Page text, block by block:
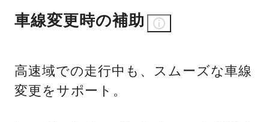
車線変更時の補助
高速域での走行中も、スムーズな車線
変更をサポート。